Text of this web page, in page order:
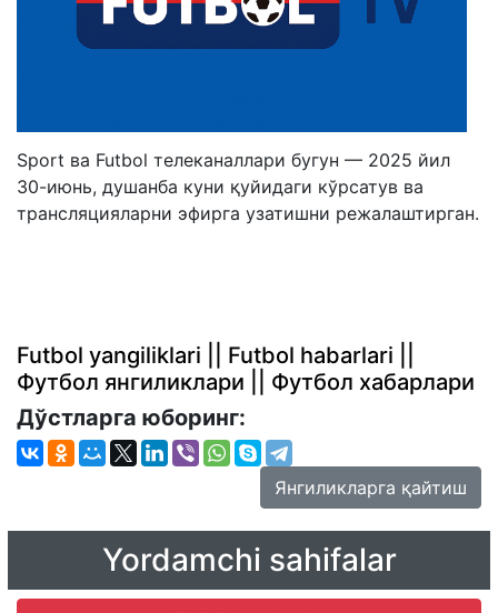
Sport ва Futbol телеканаллари бугун — 2025 йил
30-июнь, душанба куни қуйидаги кўрсатув ва
трансляцияларни эфирга узатишни режалаштирган.
Futbol yangiliklari || Futbol habarlari ||
Футбол янгиликлари || Футбол хабарлари
Дўстларга юборинг:
Янгиликларга қайтиш
Yordamchi sahifalar